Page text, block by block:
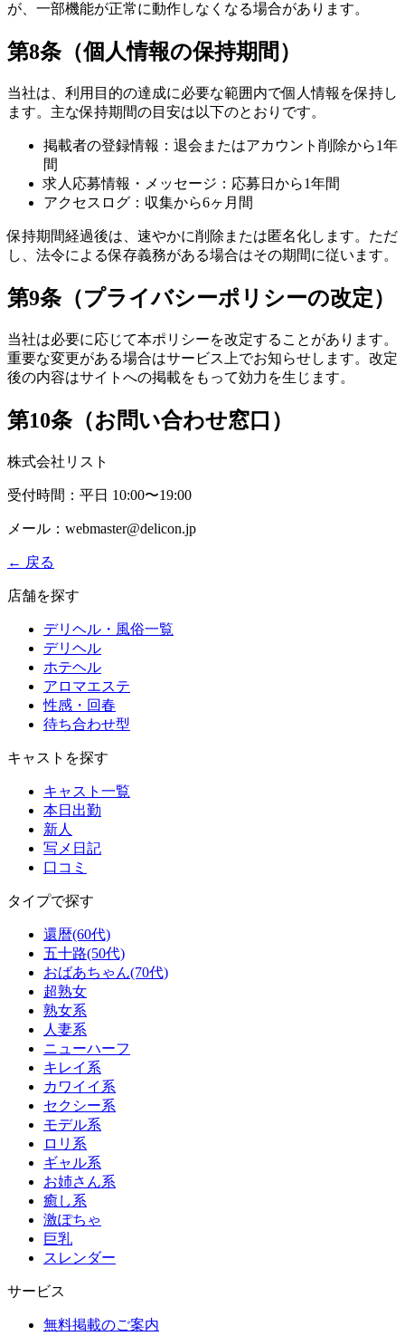
が、一部機能が正常に動作しなくなる場合があります。
第8条（個人情報の保持期間）
当社は、利用目的の達成に必要な範囲内で個人情報を保持し
ます。主な保持期間の目安は以下のとおりです。
掲載者の登録情報：退会またはアカウント削除から1年
間
求人応募情報・メッセージ：応募日から1年間
アクセスログ：収集から6ヶ月間
保持期間経過後は、速やかに削除または匿名化します。ただ
し、法令による保存義務がある場合はその期間に従います。
第9条（プライバシーポリシーの改定）
当社は必要に応じて本ポリシーを改定することがあります。
重要な変更がある場合はサービス上でお知らせします。改定
後の内容はサイトへの掲載をもって効力を生じます。
第10条（お問い合わせ窓口）
株式会社リスト
受付時間：平日 10:00〜19:00
メール：webmaster@delicon.jp
← 戻る
店舗を探す
デリヘル・風俗一覧
デリヘル
ホテヘル
アロマエステ
性感・回春
待ち合わせ型
キャストを探す
キャスト一覧
本日出勤
新人
写メ日記
口コミ
タイプで探す
還暦(60代)
五十路(50代)
おばあちゃん(70代)
超熟女
熟女系
人妻系
ニューハーフ
キレイ系
カワイイ系
セクシー系
モデル系
ロリ系
ギャル系
お姉さん系
癒し系
激ぽちゃ
巨乳
スレンダー
サービス
無料掲載のご案内